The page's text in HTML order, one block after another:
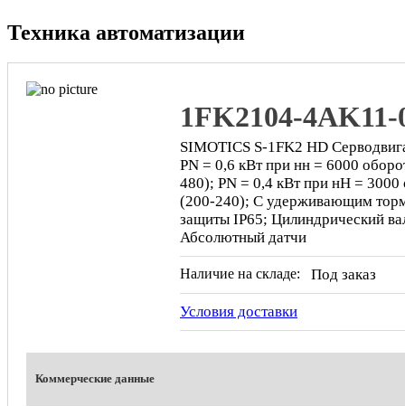
Техника автоматизации
1FK2104-
SIMOTICS S-1FK2 HD
PN = 0,6 кВт при нн = 6000
480); PN = 0,4 кВт при нН = 3000
(200-240); С удерживающим
защиты IP65; Цилиндрический
Абсолютный датчи
Наличие на складе: Под заказ
Условия доставки
Коммерческие данные